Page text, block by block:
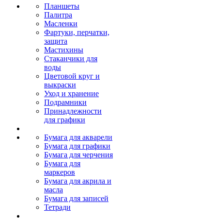
Планшеты
Палитра
Масленки
Фартуки, перчатки,
защита
Мастихины
Стаканчики для
воды
Цветовой круг и
выкраски
Уход и хранение
Подрамники
Принадлежности
для графики
Бумага для акварели
Бумага для графики
Бумага для черчения
Бумага для
маркеров
Бумага для акрила и
масла
Бумага для записей
Тетради